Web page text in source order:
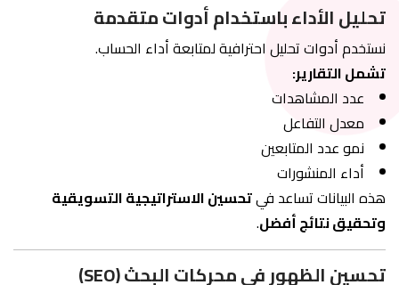
تحليل الأداء باستخدام أدوات متقدمة
نستخدم أدوات تحليل احترافية لمتابعة أداء الحساب.
تشمل التقارير:
عدد المشاهدات
معدل التفاعل
نمو عدد المتابعين
أداء المنشورات
هذه البيانات تساعد فيتحسين الاستراتيجية التسويقية
وتحقيق نتائج أفضل.
تحسين الظهور في محركات البحث (SEO)